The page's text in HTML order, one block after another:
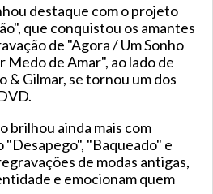
destaque com o projeto
que conquistou os amantes
de "Agora / Um Sonho
Medo de Amar", ao lado de
& Gilmar, se tornou um dos
brilhou ainda mais com
"Desapego", "Baqueado" e
de modas antigas,
e emocionam quem